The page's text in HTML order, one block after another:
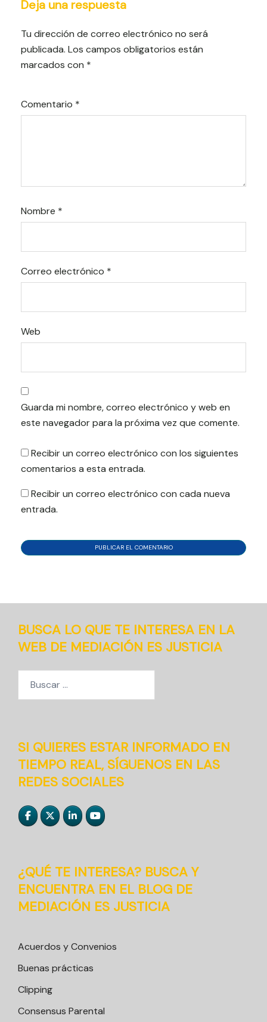
Deja una respuesta
Tu dirección de correo electrónico no será
publicada. Los campos obligatorios están
marcados con *
Comentario *
Nombre *
Correo electrónico *
Web
Guarda mi nombre, correo electrónico y web en
este navegador para la próxima vez que comente.
Recibir un correo electrónico con los siguientes
comentarios a esta entrada.
Recibir un correo electrónico con cada nueva
entrada.
BUSCA LO QUE TE INTERESA EN LA
WEB DE MEDIACIÓN ES JUSTICIA
SI QUIERES ESTAR INFORMADO EN
TIEMPO REAL, SÍGUENOS EN LAS
REDES SOCIALES
¿QUÉ TE INTERESA? BUSCA Y
ENCUENTRA EN EL BLOG DE
MEDIACIÓN ES JUSTICIA
Acuerdos y Convenios
Buenas prácticas
Clipping
Consensus Parental